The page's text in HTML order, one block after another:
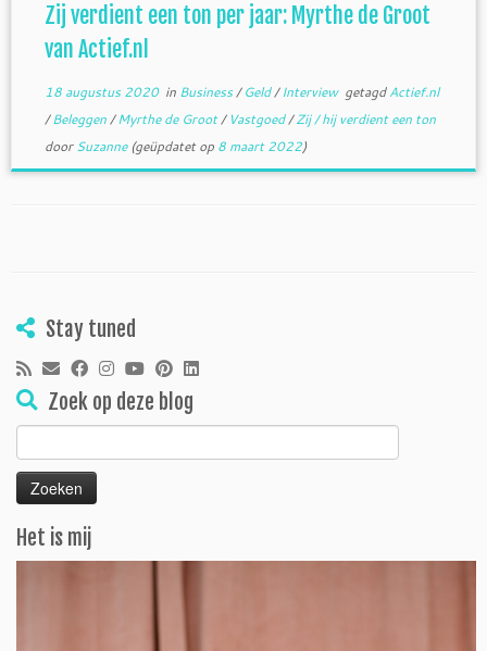
Zij verdient een ton per jaar: Myrthe de Groot
van Actief.nl
18 augustus 2020in Business/Geld/Interview getagdActief.nl
/Beleggen/Myrthe de Groot/ Vastgoed/Zij / hij verdient een ton
doorSuzanne(geüpdatet op 8 maart 2022)
Stay tuned
Zoek op deze blog
Zoeken
naar:
Het is mij